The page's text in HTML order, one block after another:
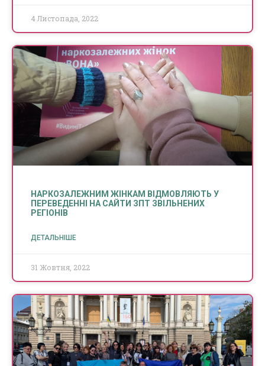
4 Листопада, 2022
НАРКОЗАЛЕЖНИМ ЖІНКАМ ВІДМОВЛЯЮТЬ У
ПЕРЕВЕДЕННІ НА САЙТИ ЗПТ ЗВІЛЬНЕНИХ
РЕГІОНІВ
ДЕТАЛЬНІШЕ
31 Жовтня, 2022